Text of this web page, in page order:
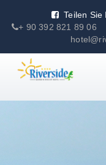
Teilen Sie
+ 90 392 821 89 06